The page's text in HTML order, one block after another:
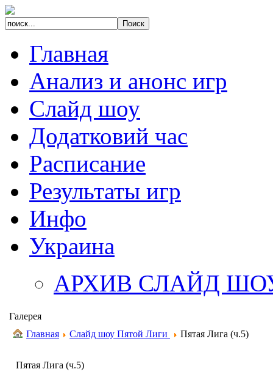
Главная
Анализ и анонс игр
Слайд шоу
Додатковий час
Расписание
Результаты игр
Инфо
Украина
АРХИВ СЛАЙД
Галерея
Главная
Слайд шоу Пятой Лиги Пятая Лига (ч.5)
Пятая Лига (ч.5)